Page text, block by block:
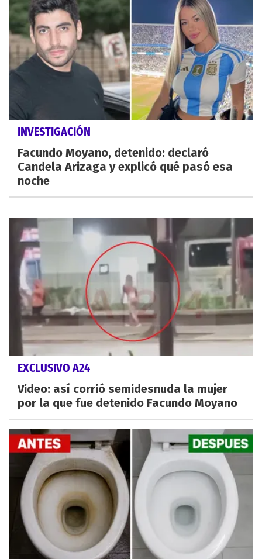
INVESTIGACIÓN
Facundo Moyano, detenido: declaró
Candela Arizaga y explicó qué pasó esa
noche
EXCLUSIVO A24
Video: así corrió semidesnuda la mujer
por la que fue detenido Facundo Moyano